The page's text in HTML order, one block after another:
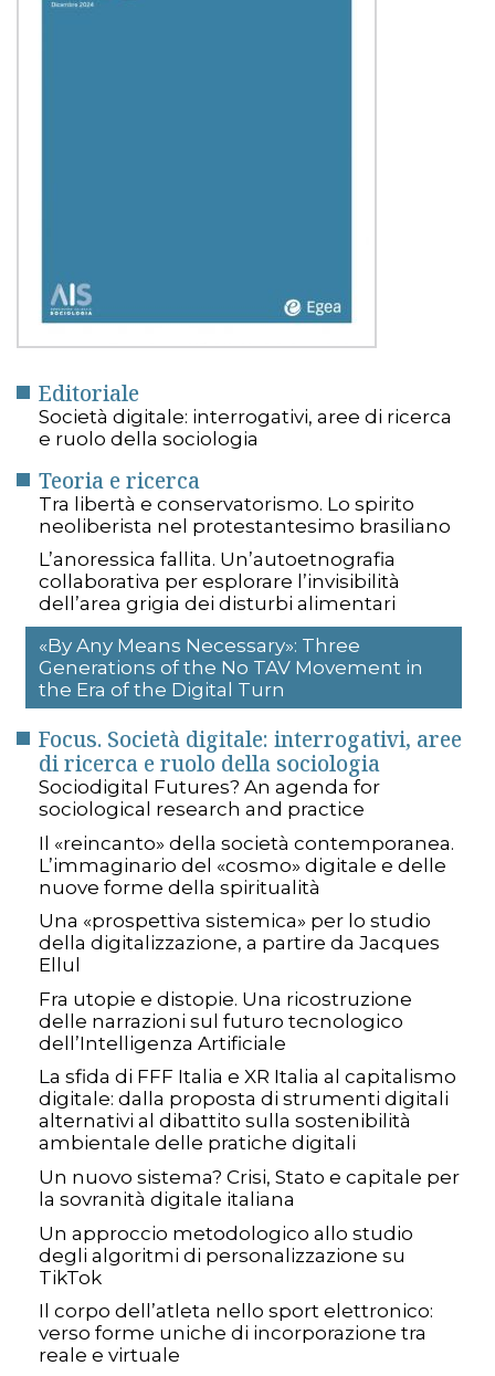
Editoriale
Società digitale: interrogativi, aree di ricerca
e ruolo della sociologia
Teoria e ricerca
Tra libertà e conservatorismo. Lo spirito
neoliberista nel protestantesimo brasiliano
L’anoressica fallita. Un’autoetnografia
collaborativa per esplorare l’invisibilità
dell’area grigia dei disturbi alimentari
«By Any Means Necessary»: Three
Generations of the No TAV Movement in
the Era of the Digital Turn
Focus. Società digitale: interrogativi, aree
di ricerca e ruolo della sociologia
Sociodigital Futures? An agenda for
sociological research and practice
Il «reincanto» della società contemporanea.
L’immaginario del «cosmo» digitale e delle
nuove forme della spiritualità
Una «prospettiva sistemica» per lo studio
della digitalizzazione, a partire da Jacques
Ellul
Fra utopie e distopie. Una ricostruzione
delle narrazioni sul futuro tecnologico
dell’Intelligenza Artificiale
La sfida di FFF Italia e XR Italia al capitalismo
digitale: dalla proposta di strumenti digitali
alternativi al dibattito sulla sostenibilità
ambientale delle pratiche digitali
Un nuovo sistema? Crisi, Stato e capitale per
la sovranità digitale italiana
Un approccio metodologico allo studio
degli algoritmi di personalizzazione su
TikTok
Il corpo dell’atleta nello sport elettronico:
verso forme uniche di incorporazione tra
reale e virtuale